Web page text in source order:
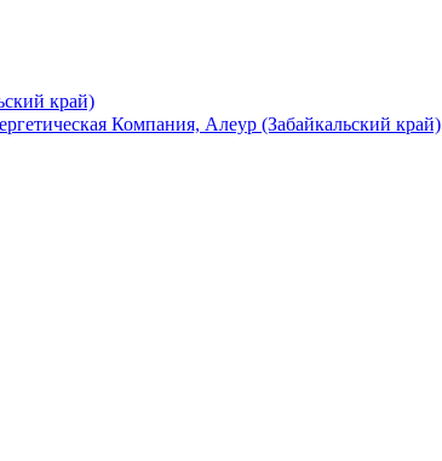
край)
Компания, Алеур (Забайкальский край)